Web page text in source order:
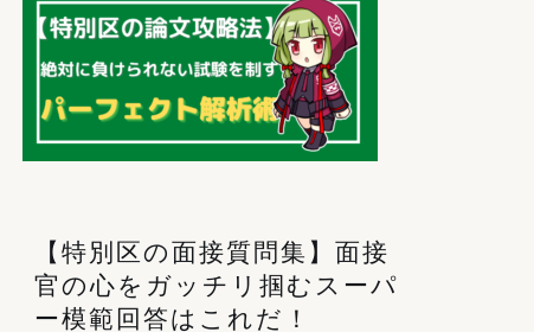
【特別区の面接質問集】面接
官の心をガッチリ掴むスーパ
ー模範回答はこれだ！